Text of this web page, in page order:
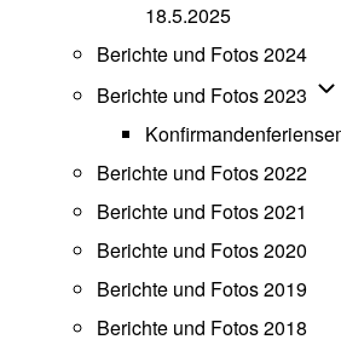
18.5.2025
Berichte und Fotos 2024
Berichte und Fotos 2023
Berichte und Fotos 2022
Berichte und Fotos 2021
Berichte und Fotos 2020
Berichte und Fotos 2019
Berichte und Fotos 2018